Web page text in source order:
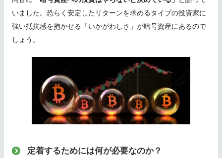
いました。恐らく安定したリターンを求めるタイプの投資家に
強い抵抗感を抱かせる「いかがわしさ」が暗号資産にあるので
しょう。
定着するためには何が必要なのか？